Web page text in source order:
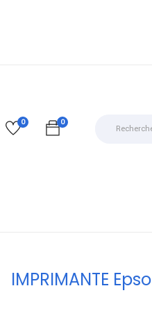
0
0
IMPRIMANTE